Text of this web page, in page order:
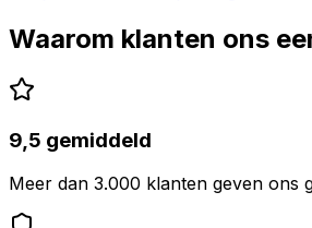
Waarom klanten ons
9,5 gemiddeld
Meer dan 3.000 klanten geven ons